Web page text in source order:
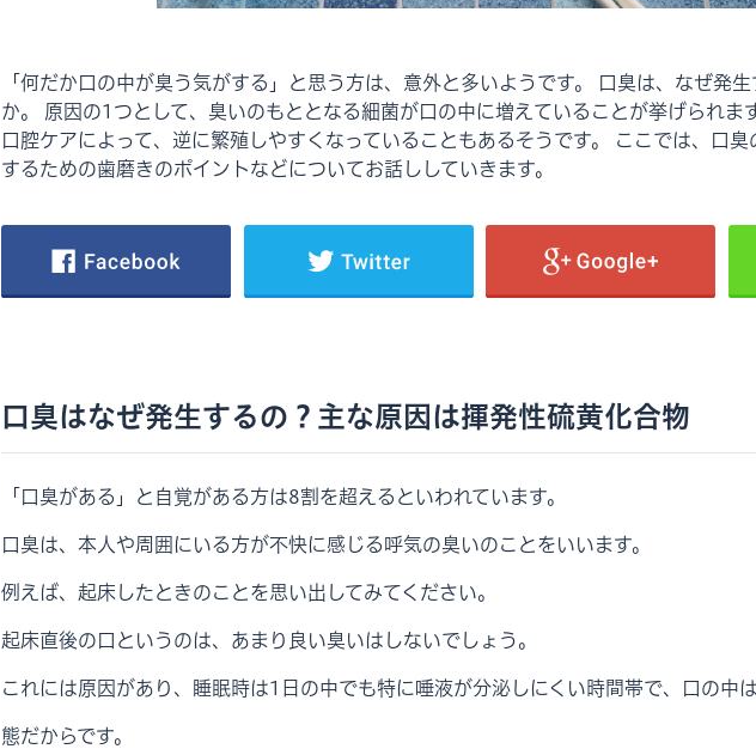
「何だか口の中が臭う気がする」と思う方は、意外と多いようです。 口臭は、なぜ発
か。 原因の1つとして、臭いのもととなる細菌が口の中に増えていることが挙げられま
口腔ケアによって、逆に繁殖しやすくなっていることもあるそうです。 ここでは、口
するための歯磨きのポイントなどについてお話ししていきます。
口臭はなぜ発生するの？主な原因は揮発性硫黄化合物
「口臭がある」と自覚がある方は8割を超えるといわれています。
口臭は、本人や周囲にいる方が不快に感じる呼気の臭いのことをいいます。
例えば、起床したときのことを思い出してみてください。
起床直後の口というのは、あまり良い臭いはしないでしょう。
これには原因があり、睡眠時は1日の中でも特に唾液が分泌しにくい時間帯で、口の中
態だからです。